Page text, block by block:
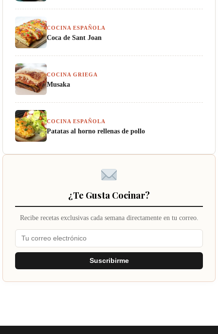
COCINA ESPAÑOLA
Coca de Sant Joan
COCINA GRIEGA
Musaka
COCINA ESPAÑOLA
Patatas al horno rellenas de pollo
¿Te Gusta Cocinar?
Recibe recetas exclusivas cada semana directamente en tu correo.
Suscribirme